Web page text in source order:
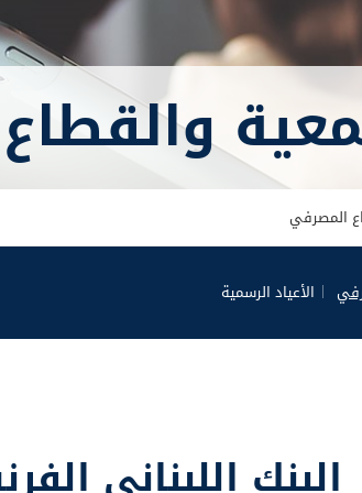
والقطاع
المصرفي
الأعياد الرسمية
البنك اللبناني